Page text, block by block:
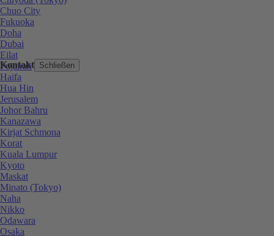
Kontakt Schließen
Chuo City
Fukuoka
Doha
Dubai
Eilat
Fujairah
Haifa
Hua Hin
Jerusalem
Johor Bahru
Kanazawa
Kirjat Schmona
Korat
Kuala Lumpur
Kyoto
Maskat
Minato (Tokyo)
Naha
Nikko
Odawara
Osaka